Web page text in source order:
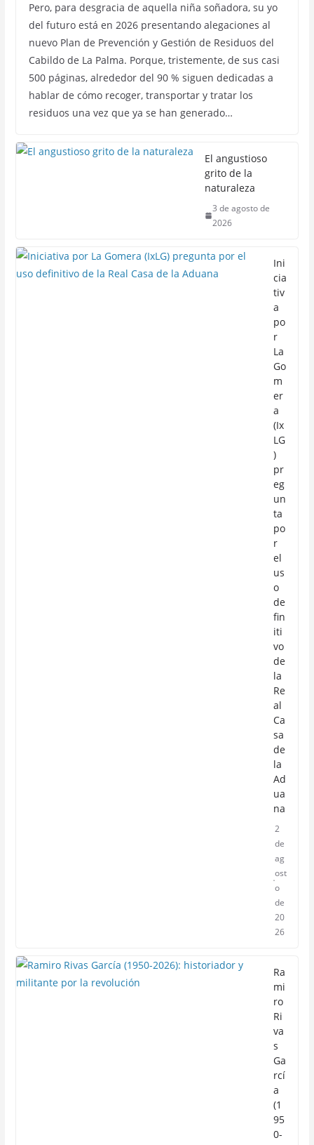
Pero, para desgracia de aquella niña soñadora, su yo
del futuro está en 2026 presentando alegaciones al
nuevo Plan de Prevención y Gestión de Residuos del
Cabildo de La Palma. Porque, tristemente, de sus casi
500 páginas, alrededor del 90 % siguen dedicadas a
hablar de cómo recoger, transportar y tratar los
residuos una vez que ya se han generado…
El angustioso
grito de la
naturaleza
3 de agosto de
2026
Ini
cia
tiv
a
po
r
La
Go
m
er
a
(Ix
LG
)
pr
eg
un
ta
po
r
el
us
o
de
fin
iti
vo
de
la
Re
al
Ca
sa
de
la
Ad
ua
na
2
de
ag
ost
o
de
20
26
Ra
mi
ro
Ri
va
s
Ga
rcí
a
(1
95
0-